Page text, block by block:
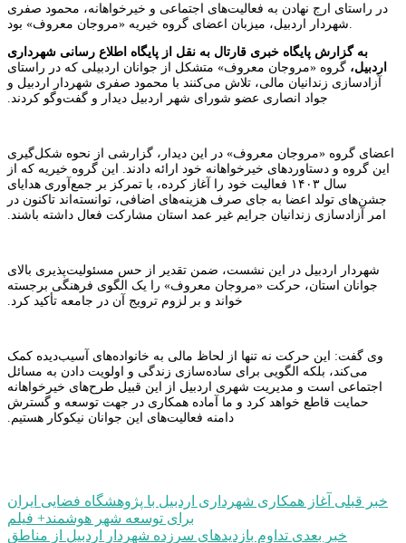
در راستای ارج نهادن به فعالیت‌های اجتماعی و خیرخواهانه، محمود صفری
به گزارش پایگاه خبری قارتال به نقل از پایگاه اطلاع رسانی شهرداری
اردبیل، گروه «مروجان معروف» متشکل از جوانان اردبیلی که در راستای
آزادسازی زندانیان مالی، تلاش می‌کنند با محمود صفری شهردار اردبیل و
جواد انصاری عضو شورای شهر اردبیل دیدار و گفت‌وگو کردند.
اعضای گروه «مروجان معروف» در این دیدار، گزارشی از نحوه شکل‌گیری
این گروه و دستاوردهای خیرخواهانه خود ارائه دادند. این گروه خیریه که از
سال ۱۴۰۳ فعالیت خود را آغاز کرده، با تمرکز بر جمع‌آوری هدایای
جشن‌های تولد اعضا به جای صرف هزینه‌های اضافی، توانسته‌اند تاکنون در
امر آزادسازی زندانیان جرایم غیر عمد استان مشارکت فعال داشته باشند.
شهردار اردبیل در این نشست، ضمن تقدیر از حس مسئولیت‌پذیری بالای
جوانان استان، حرکت «مروجان معروف» را یک الگوی فرهنگی برجسته
خواند و بر لزوم ترویج آن در جامعه تأکید کرد.
وی گفت: این حرکت نه تنها از لحاظ مالی به خانواده‌های آسیب‌دیده کمک
می‌کند، بلکه الگویی برای ساده‌سازی زندگی و اولویت دادن به مسائل
اجتماعی است و مدیریت شهری اردبیل از این قبیل طرح‌های خیرخواهانه
حمایت قاطع خواهد کرد و ما آماده همکاری در جهت توسعه و گسترش
دامنه فعالیت‌های این جوانان نیکوکار هستیم.
راهبری
نوشته
خبر قبلی آغاز همکاری شهرداری اردبیل با پژوهشگاه فضایی ایران
برای توسعه شهر هوشمند+ فیلم
خبر بعدی تداوم بازدیدهای سرزده شهردار اردبیل از مناطق